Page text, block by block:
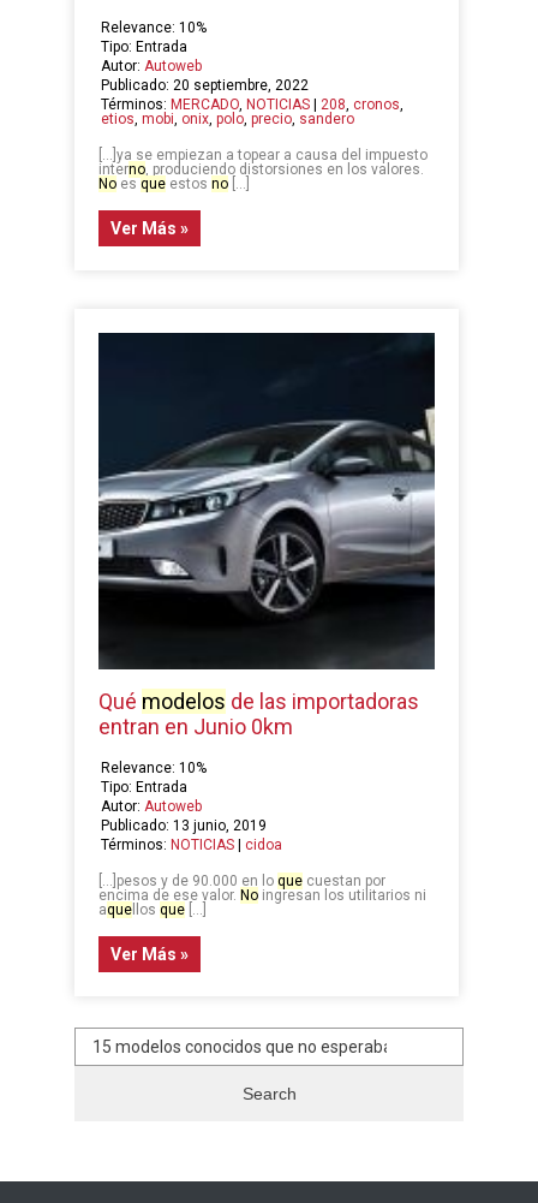
Relevance: 10%
Tipo: Entrada
Autor: Autoweb
Publicado: 20 septiembre, 2022
Términos:MERCADO ,NOTICIAS | 208 ,cronos
etios ,mobi onix ,polo ,precio sandero
[…]ya se empiezan a topear a causa del impuesto
interno , produciendo distorsiones en los valores.
No esque estosno
Ver Más »
Qué modelos de las importadoras
entran en Junio 0km
Relevance: 10%
Tipo: Entrada
Autor:Autoweb
Publicado: 13 junio, 2019
Términos:NOTICIAS |cidoa
[…]pesos y de 90.000 en loque cuestan por
encima de ese valor.No ingresan los utilitarios ni
aque llosque […]
Ver Más »
Paginación
de
Search
for: